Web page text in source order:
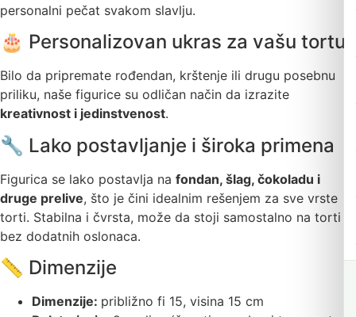
personalni pečat svakom slavlju.
🎂 Personalizovan ukras za vašu tortu
Bilo da pripremate rođendan, krštenje ili drugu posebnu
priliku, naše figurice su odličan način da izrazite
kreativnost i jedinstvenost.
🔧 Lako postavljanje i široka primena
Figurica se lako postavlja na fondan, šlag, čokoladu i
druge prelive, što je čini idealnim rešenjem za sve vrste
torti. Stabilna i čvrsta, može da stoji samostalno na torti
bez dodatnih oslonaca.
📏 Dimenzije
Dimenzije: približno fi 15, visina 15 cm